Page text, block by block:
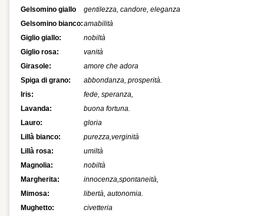
Gelsomino giallo
gentilezza, candore, eleganza
Gelsomino bianco:amabilità
Giglio giallo:
nobiltà
Giglio rosa:
vanità
Girasole:
amore che adora
Spiga di grano:
abbondanza, prosperità.
Iris:
fede, speranza,
Lavanda:
buona fortuna.
Lauro:
gloria
Lillà bianco:
purezza,verginità
Lillà rosa:
umiltà
Magnolia:
nobiltà
Margherita:
innocenza,spontaneità,
Mimosa:
libertà, autonomia.
Mughetto:
civetteria